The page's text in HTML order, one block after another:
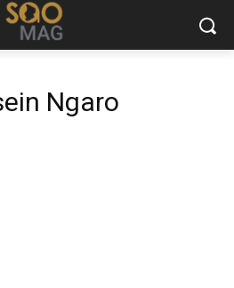
Ngaro